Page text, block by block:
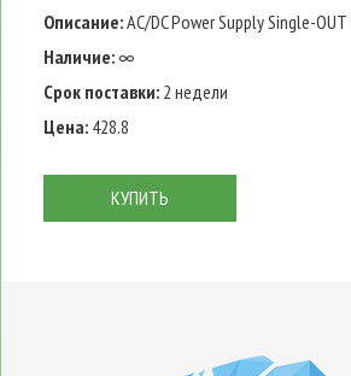
Описание:AC/DC Power Supply Single-
Наличие:∞
Срок поставки: 2 недели
Цена: 428.8
КУПИТЬ